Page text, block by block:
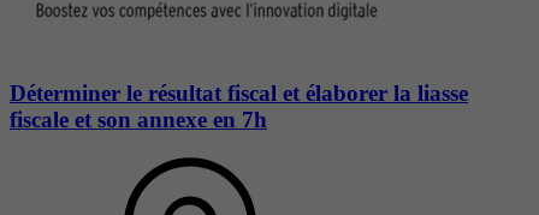
Déterminer le résultat fiscal et élaborer la liasse
fiscale et son annexe en 7h